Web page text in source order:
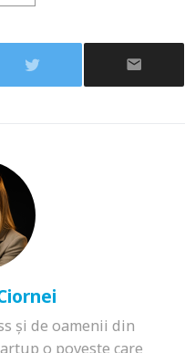
și de oamenii din
o poveste care